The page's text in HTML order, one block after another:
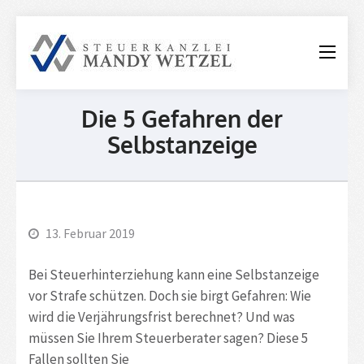
Steuerkanzlei
Wetzel
Die 5 Gefahren der
Selbstanzeige
13. Februar 2019
Bei Steuerhinterziehung kann eine Selbstanzeige
vor Strafe schützen. Doch sie birgt Gefahren: Wie
wird die Verjährungsfrist berechnet? Und was
müssen Sie Ihrem Steuerberater sagen? Diese 5
Fallen sollten Sie